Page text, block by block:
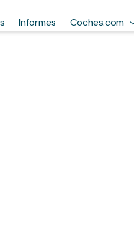
Informes Coches.com